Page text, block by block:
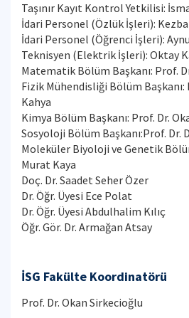
Taşınır Kayıt Kontrol Yetkilisi:
İdari Personel (Özlük İşleri):
İdari Personel (Öğrenci İşleri):
Teknisyen (Elektrik İşleri): Oktay
Matematik Bölüm Başkanı: Prof.
Fizik Mühendisliği Bölüm Başkanı:
Kahya
Kimya Bölüm Başkanı: Prof. Dr.
Sosyoloji Bölüm Başkanı:Prof. Dr.
Moleküler Biyoloji ve Genetik
Murat Kaya
Doç. Dr. Saadet Seher Özer
Dr. Öğr. Üyesi Ece Polat
Dr. Öğr. Üyesi Abdulhalim Kılıç
Öğr. Gör. Dr. Armağan Atsay
İSG Fakülte Koordinatörü
Prof. Dr. Okan Sirkecioğlu